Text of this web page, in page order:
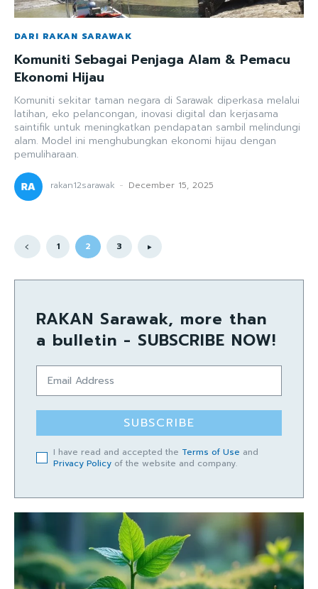
DARI RAKAN SARAWAK
Komuniti Sebagai Penjaga Alam & Pemacu
Ekonomi Hijau
Komuniti sekitar taman negara di Sarawak diperkasa melalui
latihan, eko pelancongan, inovasi digital dan kerjasama
saintifik untuk meningkatkan pendapatan sambil melindungi
alam. Model ini menghubungkan ekonomi hijau dengan
pemuliharaan.
rakan12sarawak - December 15, 2025
1 2 3
RAKAN Sarawak, more than
a bulletin - SUBSCRIBE NOW!
SUBSCRIBE
I have read and accepted the Terms of Use and
Privacy Policy of the website and company.